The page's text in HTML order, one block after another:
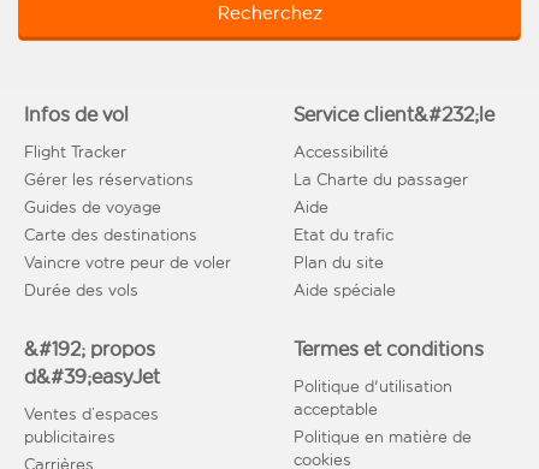
Recherchez
Infos de vol
Flight Tracker
Gérer les réservations
Guides de voyage
Carte des destinations
Vaincre votre peur de voler
Durée des vols
Service client&#232;le
Accessibilité
La Charte du passager
Aide
Etat du trafic
Plan du site
Aide spéciale
&#192; propos
d&#39;easyJet
Ventes d’espaces
publicitaires
Carrières
Termes et conditions
Politique d'utilisation
acceptable
Politique en matière de
cookies